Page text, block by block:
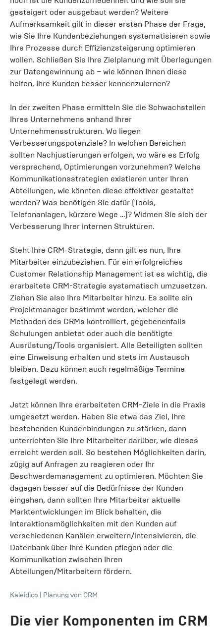
gesteigert oder ausgebaut werden? Weitere
Aufmerksamkeit gilt in dieser ersten Phase der Frage,
wie Sie Ihre Kundenbeziehungen systematisieren sowie
Ihre Prozesse durch Effizienzsteigerung optimieren
wollen. Schließen Sie Ihre Zielplanung mit Überlegungen
zur Datengewinnung ab – wie können Ihnen diese
helfen, Ihre Kunden besser kennenzulernen?
In der zweiten Phase ermitteln Sie die Schwachstellen
Ihres Unternehmens anhand Ihrer
Unternehmensstrukturen. Wo liegen
Verbesserungspotenziale? In welchen Bereichen
sollten Nachjustierungen erfolgen, wo wäre es Erfolg
versprechend, Optimierungen vorzunehmen? Welche
Kommunikationsstrategien existieren unter Ihren
Abteilungen, wie könnten diese effektiver gestaltet
werden? Was benötigen Sie dafür (Tools,
Telefonanlagen, kürzere Wege …)? Widmen Sie sich der
Verbesserung Ihrer internen Strukturen.
Steht Ihre CRM-Strategie, dann gilt es nun, Ihre
Mitarbeiter einzubeziehen. Für ein erfolgreiches
Customer Relationship Management ist es wichtig, die
erarbeitete CRM-Strategie systematisch umzusetzen.
Ziehen Sie also Ihre Mitarbeiter hinzu. Es sollte ein
Projektmanager bestimmt werden, welcher die
Methoden des CRMs kontrolliert, gegebenenfalls
Schulungen anbietet oder auch die benötigte
Ausrüstung/Tools organisiert. Alle Beteiligten sollten
eine Einweisung erhalten und stets im Austausch
bleiben. Dazu können auch regelmäßige Termine
festgelegt werden.
Jetzt können Ihre erarbeiteten CRM-Ziele in die Praxis
umgesetzt werden. Haben Sie etwa das Ziel, Ihre
bestehenden Kundenbindungen zu stärken, dann
unterrichten Sie Ihre Mitarbeiter darüber, wie dieses
erreicht werden soll. So bestehen Möglichkeiten darin,
zügig auf Anfragen zu reagieren oder Ihr
Beschwerdemanagement zu optimieren. Möchten Sie
dagegen besser auf die Bedürfnisse der Kunden
eingehen, dann sollten Ihre Mitarbeiter aktuelle
Marktentwicklungen im Blick behalten, die
Interaktionsmöglichkeiten mit den Kunden auf
verschiedenen Kanälen erweitern/intensivieren, die
Datenbank über Ihre Kunden pflegen oder die
Kommunikation zwischen Ihren
Abteilungen/Mitarbeitern fördern.
Kaleidico Planung von CRM
Die vier Komponenten im CRM